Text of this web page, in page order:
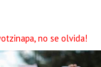
no se olvida!